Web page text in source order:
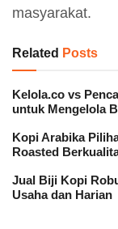
masyarakat.
Related Posts
Kelola.co vs
untuk Mengelola
Kopi Arabika
Roasted
Jual Biji Kopi
Usaha dan Harian